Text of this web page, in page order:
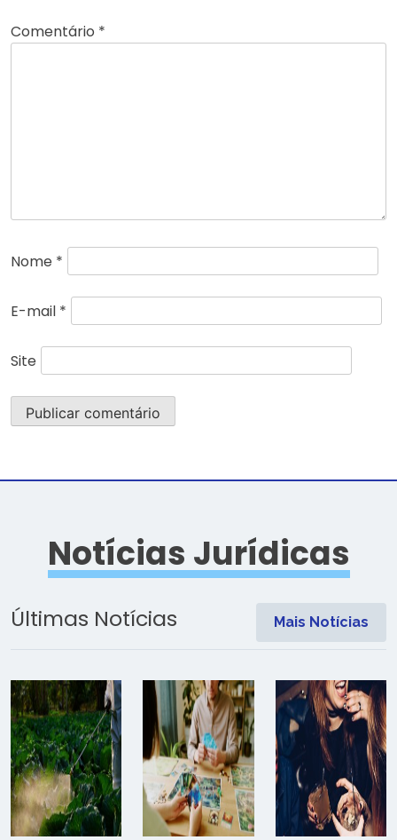
Comentário *
Nome *
E-mail *
Site
Notícias Jurídicas
Últimas Notícias Mais Notícias